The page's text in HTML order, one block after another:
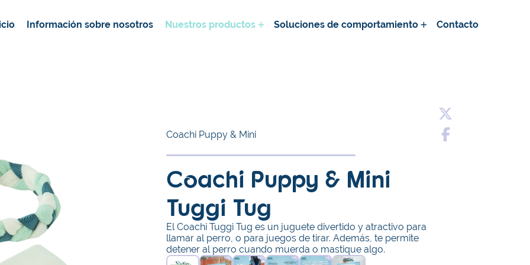
Información sobre nosotros Nuestros productos Soluciones de comportamiento Contacto
Coachi Puppy & Mini
Coachi Puppy & Mini
Tuggi Tug
El Coachi Tuggi Tug es un juguete divertido y atractivo para
llamar al perro, o para juegos de tirar. Además, te permite
detener al perro cuando muerda o mastique algo.